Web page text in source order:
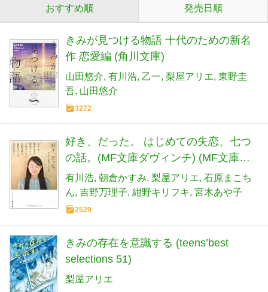
おすすめ順 発売日順
きみが見つける物語 十代のための新名
作 恋愛編 (角川文庫)
山田悠介 有川浩 乙一 梨屋アリエ 東野圭
吾 山田悠介
3272
好き、だった。 はじめての失恋、七つ
の話。(MF文庫ダヴィンチ) (MF文庫
ダ・ヴィンチ た 4-2)
有川浩 朝倉かすみ 梨屋アリエ 石原まこち
ん 吉野万理子 紺野キリフキ 宮木あや子
2529
きみの存在を意識する (teens’best
selections 51)
梨屋アリエ